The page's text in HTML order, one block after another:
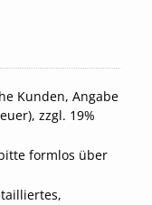
Kunden, Angabe
zzgl. 19%
formlos über